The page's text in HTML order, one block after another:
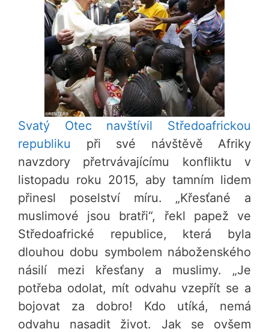
Svatý Otec navštívil Středoafrickou
republiku při své návštěvě Afriky
navzdory přetrvávajícímu konfliktu v
listopadu roku 2015, aby tamním lidem
přinesl poselství míru. „Křesťané a
muslimové jsou bratři“, řekl papež ve
Středoafrické republice, která byla
dlouhou dobu symbolem náboženského
násilí mezi křesťany a muslimy. „Je
potřeba odolat, mít odvahu vzepřít se a
bojovat za dobro! Kdo utíká, nemá
odvahu nasadit život. Jak se ovšem